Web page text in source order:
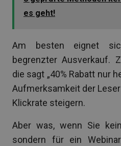
es geht!
Am besten eignet
begrenzter Ausverkauf.
die sagt „40% Rabatt nur
Aufmerksamkeit der
Klickrate steigern.
Aber was, wenn Sie
sondern für ein